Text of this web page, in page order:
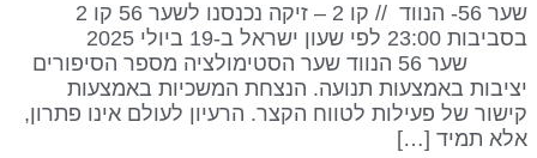
שער 56- הנווד // קו 2 – זיקה נכנסנו לשער 56 קו 2
בסביבות 23:00 לפי שעון ישראל ב-19 ביולי 2025
שער 56 הנווד שער הסטימולציה מספר הסיפורים
באמצעות תנועה. הנצחת המשכיות באמצעות
של פעילות לטווח הקצר. הרעיון לעולם אינו פתרון,
תמיד […]